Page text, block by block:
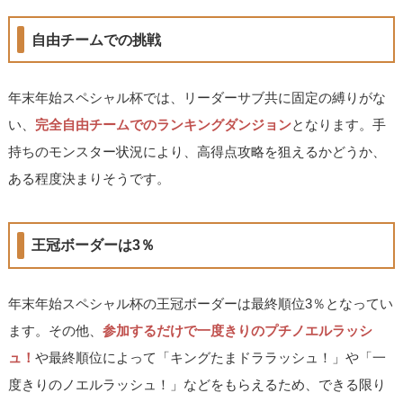
自由チームでの挑戦
年末年始スペシャル杯では、リーダーサブ共に固定の縛りがな
い、 完全自由チームでのランキングダンジョンとなります。手
持ちのモンスター状況により、高得点攻略を狙えるかどうか、
ある程度決まりそうです。
王冠ボーダーは3％
年末年始スペシャル杯の王冠ボーダーは最終順位3％となってい
ます。その他、参加するだけで一度きりのプチノエルラッシ
ュ！や最終順位によって「キングたまドララッシュ！」や「一
度きりのノエルラッシュ！」などをもらえるため、できる限り